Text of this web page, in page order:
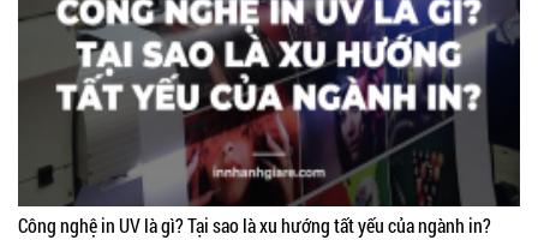
Công nghệ in UV là gì? Tại sao là xu hướng tất yếu của ngành in?